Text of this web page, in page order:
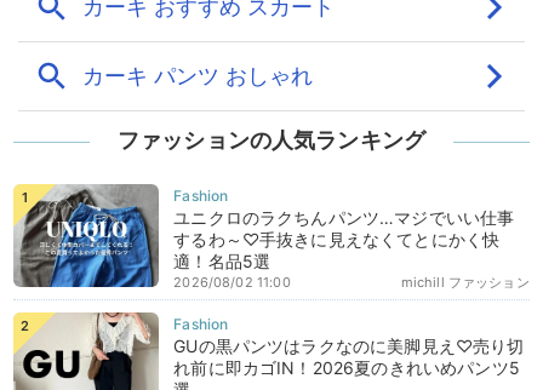
ファッションの人気ランキング
ユニクロのラクちんパンツ…マジでいい仕事
するわ～♡手抜きに見えなくてとにかく快
適！名品5選
michill ファッション
2026/08/02 11:00
GUの黒パンツはラクなのに美脚見え♡売り切
れ前に即カゴIN！2026夏のきれいめパンツ5